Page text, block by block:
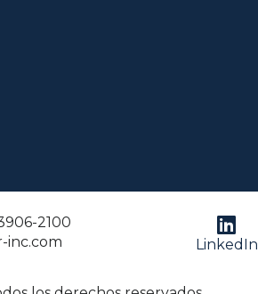
2100
inc.com
LinkedIn